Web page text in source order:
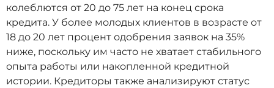
колеблются от 20 до 75 лет на конец срока
кредита. У более молодых клиентов в возрасте от
18 до 20 лет процент одобрения заявок на 35%
ниже, поскольку им часто не хватает стабильного
опыта работы или накопленной кредитной
истории. Кредиторы также анализируют статус